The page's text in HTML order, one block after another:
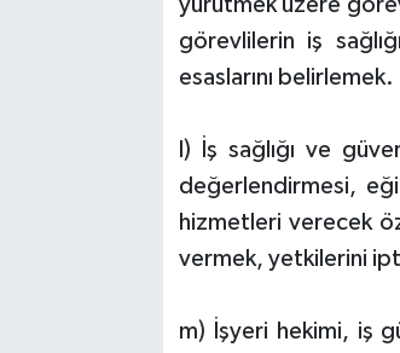
görevlilerin iş
esaslarını belirlemek.
l) İş sağlığı ve
değerlendirmesi,
hizmetleri verecek
vermek, yetkilerini
m) İşyeri hekimi, iş